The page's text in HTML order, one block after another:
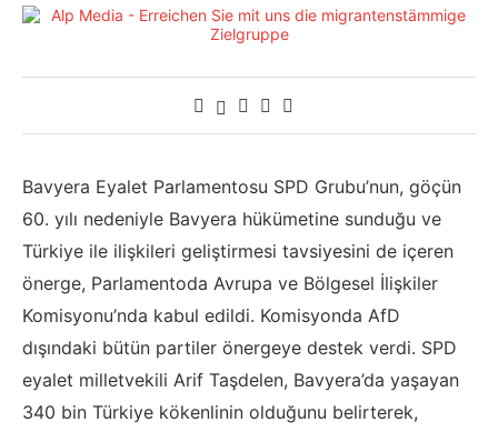
Bavyera Eyalet Parlamentosu SPD Grubu’nun, göçün
60. yılı nedeniyle Bavyera hükümetine sunduğu ve
Türkiye ile ilişkileri geliştirmesi tavsiyesini de içeren
önerge, Parlamentoda Avrupa ve Bölgesel İlişkiler
Komisyonu’nda kabul edildi. Komisyonda AfD
dışındaki bütün partiler önergeye destek verdi. SPD
eyalet milletvekili Arif Taşdelen, Bavyera’da yaşayan
340 bin Türkiye kökenlinin olduğunu belirterek,